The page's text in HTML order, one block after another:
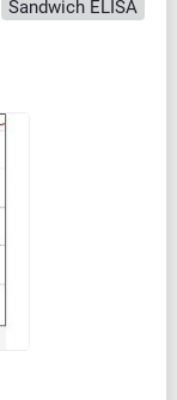
Sandwich ELISA